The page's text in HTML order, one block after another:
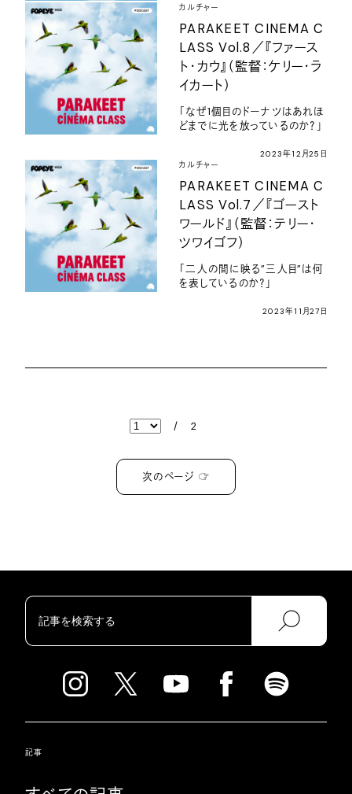
カルチャー
PARAKEET CINEMA C
LASS Vol.8／『ファース
ト・カウ』（監督：ケリー・ラ
イカート）
「なぜ1個目のドーナツはあれほ
どまでに光を放っているのか？」
2023年12月25日
カルチャー
PARAKEET CINEMA C
LASS Vol.7／『ゴースト
ワールド』（監督：テリー・
ツワイゴフ）
「二人の間に映る”三人目”は何
を表しているのか？」
2023年11月27日
/ 2
次のページ ☞
記事